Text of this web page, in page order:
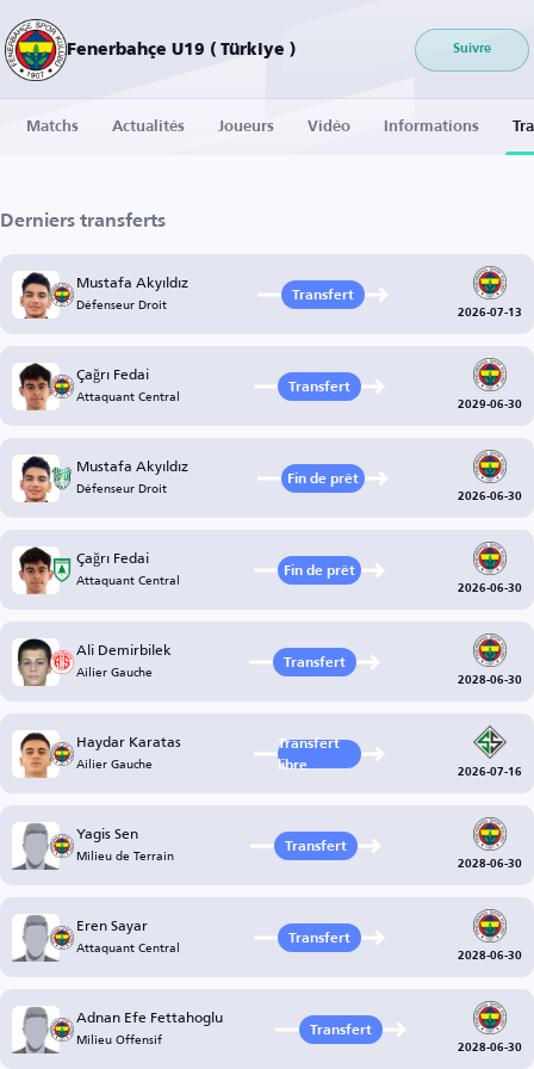
Fenerbahçe U19 ( Türkiye ) Suivre
Matchs Actualités Joueurs Vidéo Informations
Derniers transferts
Mustafa Akyıldız
Défenseur Droit Transfert
2026-07-13
Çağrı Fedai
Attaquant Central Transfert
2029-06-30
Mustafa Akyıldız
Défenseur Droit Fin de prêt
2026-06-30
Çağrı Fedai
Attaquant Central Fin de prêt
2026-06-30
Ali Demirbilek
Ailier Gauche Transfert
2028-06-30
Haydar Karatas
Ailier Gauche
Transfert
libre
2026-07-16
Yagis Sen
Milieu de Terrain Transfert
2028-06-30
Eren Sayar
Attaquant Central Transfert
2028-06-30
Adnan Efe Fettahoglu
Milieu Offensif Transfert
2028-06-30